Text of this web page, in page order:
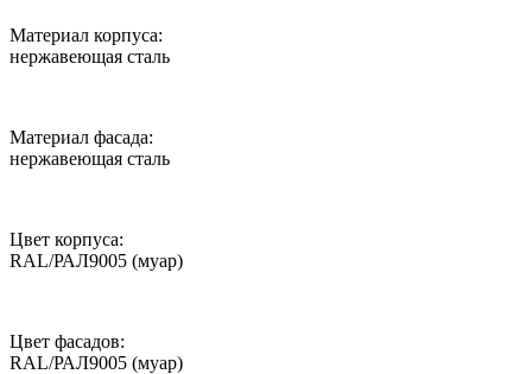
Материал корпуса:
нержавеющая сталь
Материал фасада:
нержавеющая сталь
Цвет корпуса:
RAL/РАЛ9005 (муар)
Цвет фасадов:
RAL/РАЛ9005 (муар)